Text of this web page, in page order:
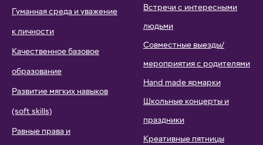
Гуманная среда и уважение
к личности
Качественное базовое
образование
Развитие мягких навыков
(soft skills)
Равные права и
Встречи с интересными
людьми
Совместные выезды/
мероприятия с родителями
Hand made ярмарки
Школьные концерты и
праздники
Креативные пятницы